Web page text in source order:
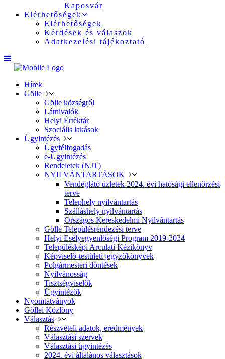
Kaposvár
Elérhetőségek
Elérhetőségek
Kérdések és válaszok
Adatkezelési tájékoztató
Hírek
Gölle
Gölle községről
Látnivalók
Helyi Értéktár
Szociális lakások
Ügyintézés
Ügyfélfogadás
e-Ügyintézés
Rendeletek (NJT)
NYILVÁNTARTÁSOK
Vendéglátó üzletek 2024. évi hatósági ellenőrzési
terve
Telephely nyilvántartás
Szálláshely nyilvántartás
Országos Kereskedelmi Nyilvántartás
Gölle Településrendezési terve
Helyi Esélyegyenlőségi Program 2019-2024
Településképi Arculati Kézikönyv
Képviselő-testületi jegyzőkönyvek
Polgármesteri döntések
Nyilvánosság
Tisztségviselők
Ügyintézők
Nyomtatványok
Göllei Közlöny
Választás
Részvételi adatok, eredmények
Választási szervek
Választási ügyintézés
2024. évi általános választások